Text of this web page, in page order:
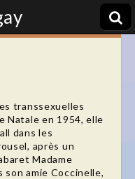
transsexuelles
Natale en 1954, elle
dans les
après un
Madame
son amie Coccinelle,